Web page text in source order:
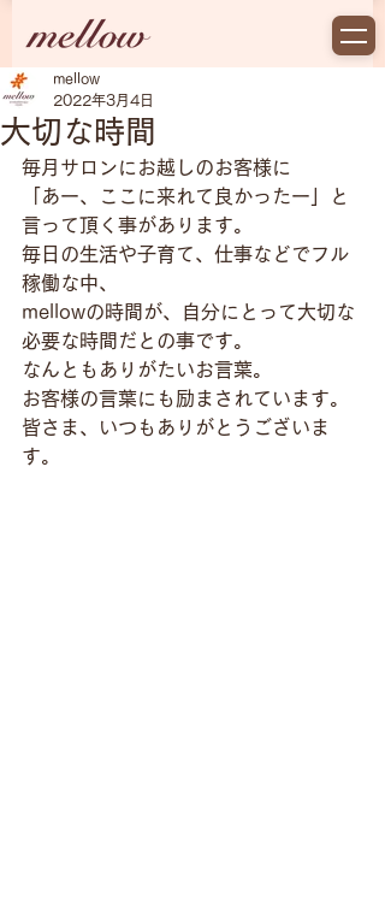
大切な時間
mellow
2022年3月4日
毎月サロンにお越しのお客様に
「あー、ここに来れて良かったー」と
言って頂く事があります。
毎日の生活や子育て、仕事などでフル
稼働な中、
mellowの時間が、自分にとって大切な
必要な時間だとの事です。
なんともありがたいお言葉。
お客様の言葉にも励まされています。
皆さま、いつもありがとうございま
す。